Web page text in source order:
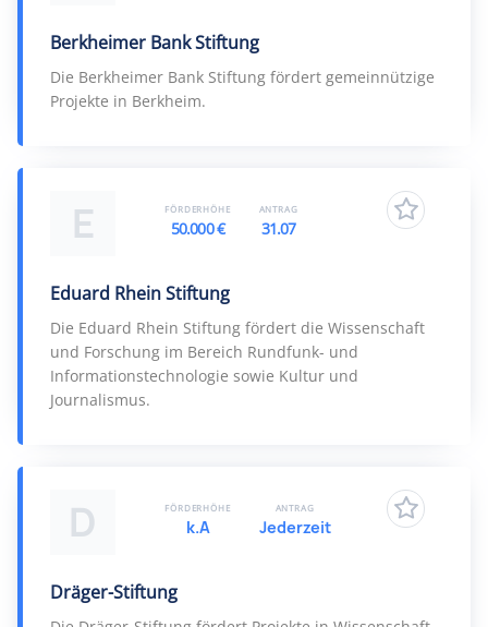
Berkheimer Bank Stiftung
Die Berkheimer Bank Stiftung fördert gemeinnützige
Projekte in Berkheim.
E
Eduard Rhein Stiftung
Die Eduard Rhein Stiftung fördert die Wissenschaft
und Forschung im Bereich Rundfunk- und
Informationstechnologie sowie Kultur und
Journalismus.
FÖRDERHÖHE
50.000 €
ANTRAG
31.07
D
Dräger-Stiftung
FÖRDERHÖHE
k.A
ANTRAG
Jederzeit